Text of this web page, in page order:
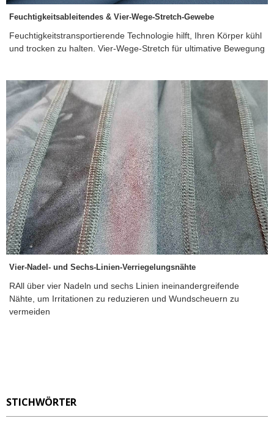
Feuchtigkeitsableitendes & Vier-Wege-Stretch-Gewebe
Feuchtigkeitstransportierende Technologie hilft, Ihren Körper kühl
und trocken zu halten. Vier-Wege-Stretch für ultimative Bewegung
Vier-Nadel- und Sechs-Linien-Verriegelungsnähte
RAll über vier Nadeln und sechs Linien ineinandergreifende
Nähte, um Irritationen zu reduzieren und Wundscheuern zu
vermeiden
STICHWÖRTER